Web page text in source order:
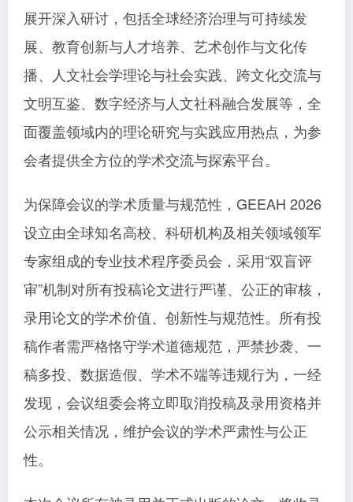
展开深入研讨，包括全球经济治理与可持续发
展、教育创新与人才培养、艺术创作与文化传
播、人文社会学理论与社会实践、跨文化交流与
文明互鉴、数字经济与人文社科融合发展等，全
面覆盖领域内的理论研究与实践应用热点，为参
会者提供全方位的学术交流与探索平台。
为保障会议的学术质量与规范性，GEEAH 2026
设立由全球知名高校、科研机构及相关领域领军
专家组成的专业技术程序委员会，采用“双盲评
审”机制对所有投稿论文进行严谨、公正的审核，
录用论文的学术价值、创新性与规范性。所有投
稿作者需严格恪守学术道德规范，严禁抄袭、一
稿多投、数据造假、学术不端等违规行为，一经
发现，会议组委会将立即取消投稿及录用资格并
公示相关情况，维护会议的学术严肃性与公正
性。